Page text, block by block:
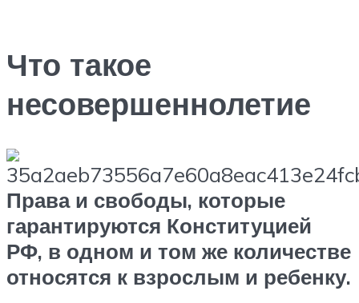
Что такое
несовершеннолетие
Права и свободы, которые
гарантируются Конституцией
РФ, в одном и том же количестве
относятся к взрослым и ребенку.